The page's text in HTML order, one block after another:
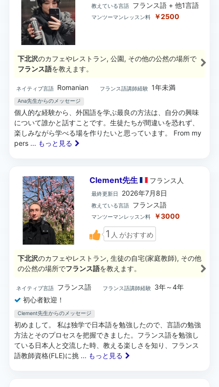
教えている言語 フランス語 + 他1言語
マンツーマンレッスン料 ￥2500
下北沢のカフェやレストラン, 公園, その他の公然の場所で
フランス語を教えます。
ネイティブ言語 Romanian フランス語講師経験 1年未満
Ana先生からのメッセージ
個人的な経験から、外国語を学ぶ最良の方法は、自分の興味
について誰かと話すことです。生徒たちが間違いを恐れず、
楽しみながら学べる場を作りたいと思っています。 From my
pers ... もっと見る
Clement先生 フランス 人
最終更新日 2026年7月8日
教えている言語 フランス語
マンツーマンレッスン料 ￥3000
1 人 がおすすめ
下北沢のカフェやレストラン, 生徒の自宅(家庭教師), その他
の公然の場所でフランス語を教えます。
ネイティブ言語 フランス語 フランス語講師経験
3年～4年
初心者歓迎！
Clement先生からのメッセージ
初めまして。 私は独学で日本語を勉強したので、言語の勉強
方法とそのプロセスを把握できました。フランス語を勉強し
ている日本人と交流した時、教える楽しさを知り、フランス
語教師資格(FLE)に挑 ... もっと見る